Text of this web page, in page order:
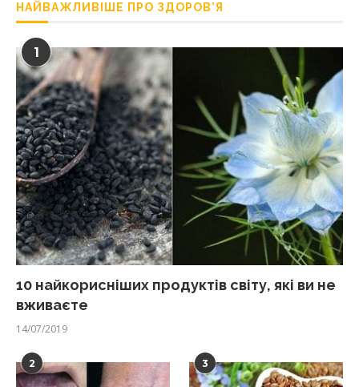
НАЙВАЖЛИВІШЕ ПРО ЗДОРОВ’Я
1
10 найкорисніших продуктів світу, які ви не
вживаєте
14/07/2019
2 3